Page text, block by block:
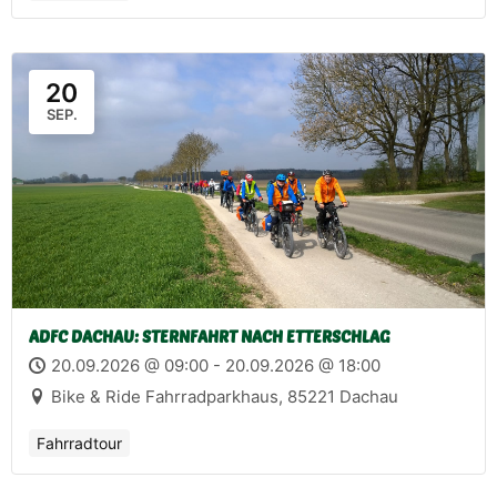
20
SEP.
ADFC DACHAU: STERNFAHRT NACH ETTERSCHLAG
20.09.2026 @ 09:00 - 20.09.2026 @ 18:00
Bike & Ride Fahrradparkhaus, 85221 Dachau
Fahrradtour